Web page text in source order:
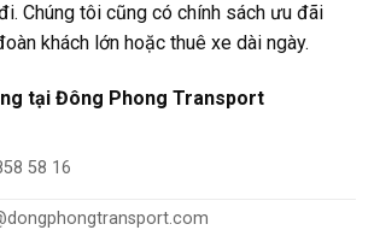
Chúng tôi cũng có chính sách ưu đãi
khách lớn hoặc thuê xe dài ngày.
tại Đông Phong Transport
58 16